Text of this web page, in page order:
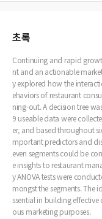
초록
Continuing and rapid
nt and an actionable
y explored how the
ehaviors of restaurant
ning-out. A decision tree
9 useable data were
er, and based throughout
mportant predictors and
even segments could be
e insights to restaurant
y ANOVA tests were
mongst the segments. The
ssential in building
ous marketing purposes.